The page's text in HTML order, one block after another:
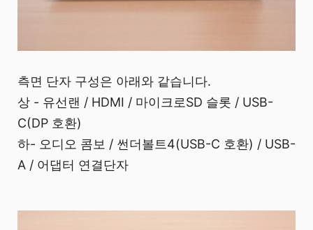
측면 단자 구성은 아래와 같습니다.
상 - 유선랜 / HDMI / 마이크로SD 슬롯 / USB-
C(DP 호환)
하- 오디오 콤보 / 썬더볼트4(USB-C 호환) / USB-
A / 어댑터 연결단자